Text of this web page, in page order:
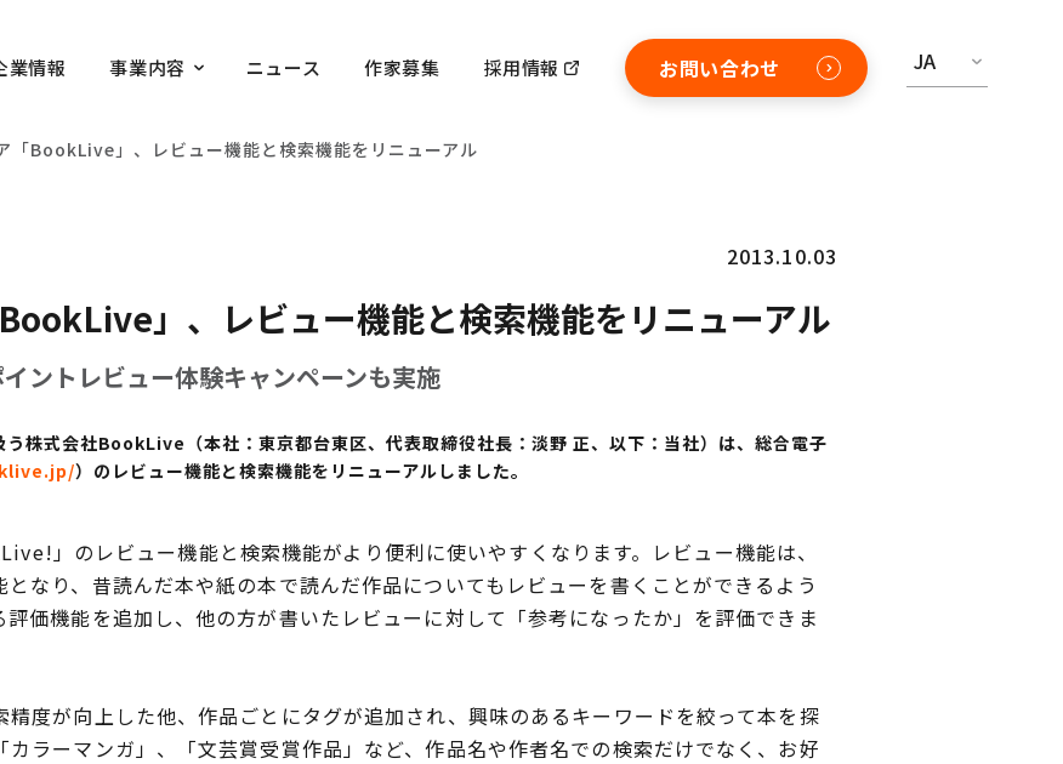
業情報 事業内容 ニュース 作家募集 採用情報 お問い合わせ JA
「BookLive」、レビュー機能と検索機能をリニューアル
2013.10.03
」、レビュー機能と検索機能をリニューアル
ントレビュー体験キャンペーンも実施
株式会社BookLive（本社：東京都台東区、代表取締役社長：淡野 正、以下：当社）は、総合電子
）のレビュー機能と検索機能をリニューアルしました。
」のレビュー機能と検索機能がより便利に使いやすくなります。レビュー機能は、
なり、昔読んだ本や紙の本で読んだ作品についてもレビューを書くことができるよう
価機能を追加し、他の方が書いたレビューに対して「参考になったか」を評価できま
度が向上した他、作品ごとにタグが追加され、興味のあるキーワードを絞って本を探
ラーマンガ」、「文芸賞受賞作品」など、作品名や作者名での検索だけでなく、お好